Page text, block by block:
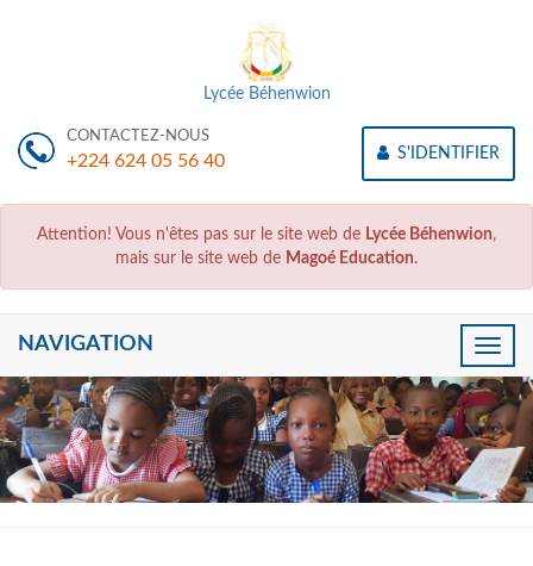
Lycée Béhenwion
CONTACTEZ-NOUS
+224 624 05 56 40 S'IDENTIFIER
Attention! Vous n'êtes pas sur le site web de Lycée Béhenwion,
mais sur le site web de Magoé Education.
Toggle
NAVIGATION